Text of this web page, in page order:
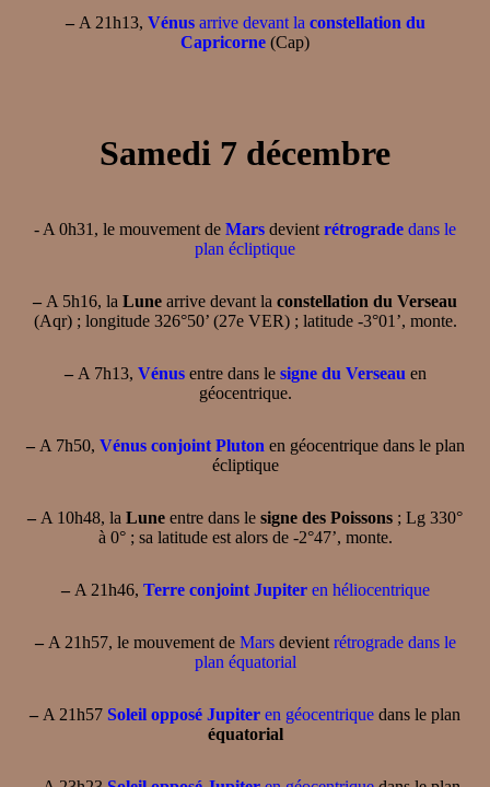
–A 21h13, Vénusarrive devant la constellation du
Capricorne (Cap)
Samedi 7 décembre
- A 0h31, le mouvement de Mars devient rétrograde dans le
plan écliptique
– A 5h16, la Lune arrive devant la constellation du Verseau
(Aqr) ; longitude 326°50’ (27e VER) ; latitude -3°01’, monte.
–A 7h13, Vénusentre dans le signe du Verseau en
géocentrique.
–A 7h50, Vénus conjoint Pluton en géocentrique dans le plan
écliptique
– A 10h48, la Lune entre dans le signe des Poissons ; Lg 330°
à 0° ; sa latitude est alors de -2°47’, monte.
–A 21h46, Terre conjoint Jupiteren héliocentrique
–A 21h57, le mouvement de Marsdevient rétrograde dans le
plan équatorial
– A 21h57 Soleil opposé Jupiter en géocentrique dans le plan
équatorial